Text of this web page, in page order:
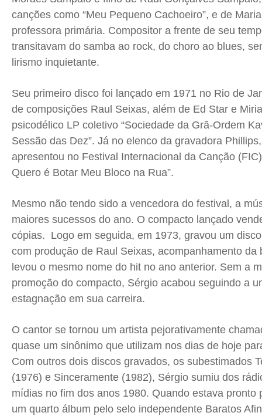
canções como “Meu Pequeno Cachoeiro”, e de
professora primária. Compositor a frente de seu
transitavam do samba ao rock, do choro ao blues,
lirismo inquietante.
Seu primeiro disco foi lançado em 1971 no Rio de
de composições Raul Seixas, além de Ed Star e
psicodélico LP coletivo “Sociedade da Grã-Ordem
Sessão das Dez”. Já no elenco da gravadora
apresentou no Festival Internacional da Canção
Quero é Botar Meu Bloco na Rua”.
Mesmo não tendo sido a vencedora do festival, a
maiores sucessos do ano. O compacto lançado
cópias. Logo em seguida, em 1973, gravou um
com produção de Raul Seixas, acompanhamento da
levou o mesmo nome do hit no ano anterior. Sem a
promoção do compacto, Sérgio acabou seguindo a
estagnação em sua carreira.
O cantor se tornou um artista pejorativamente
quase um sinônimo que utilizam nos dias de hoje
Com outros dois discos gravados, os subestimados
(1976) e Sinceramente (1982), Sérgio sumiu dos
mídias no fim dos anos 1980. Quando estava pronto
um quarto álbum pelo selo independente Baratos